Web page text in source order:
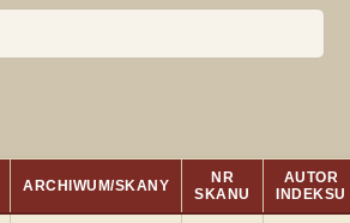
ARCHIWUM/SKANY
NR
SKANU
AUTOR
INDEKSU